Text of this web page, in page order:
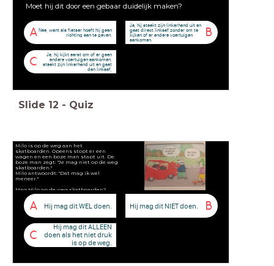
Moet hij dit door een gebaar duidelijk maken?
A Nee, want als fietser hoeft hij geen
richting aan te geven.
B
Ja, hij steekt zijn linkerhand uit en
gaat direct linksaf zonder om te
kijken of er andere voertuigen
aankomen.
C
Ja, hij kijkt eerst om of er geen
andere voertuigen aankomen,
steekt zijn linkerhand uit en gaat
dan linksaf,
Slide 12 - Quiz
Milo is op de weg aan het
skatboarden. Opeens stopt er een
wagen en een boze man stapt uit. De
boze man zegt: "Je mag niet op de weg
skatboarden."
Milo antwoordt: "Dat mag ik wel
meneer."
Mag Milo op de weg skatboarden?
A Hij mag dit WEL doen. B
Hij mag dit NIET doen.
C
Hij mag dit ALLEEN
doen als het niet druk
is op de weg.